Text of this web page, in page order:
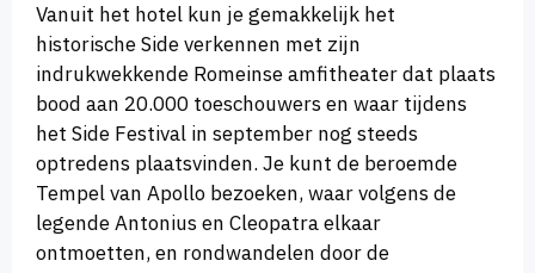
Vanuit het hotel kun je gemakkelijk het
historische Side verkennen met zijn
indrukwekkende Romeinse amfitheater dat plaats
bood aan 20.000 toeschouwers en waar tijdens
het Side Festival in september nog steeds
optredens plaatsvinden. Je kunt de beroemde
Tempel van Apollo bezoeken, waar volgens de
legende Antonius en Cleopatra elkaar
ontmoetten, en rondwandelen door de